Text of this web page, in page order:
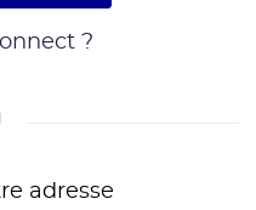
?
adresse